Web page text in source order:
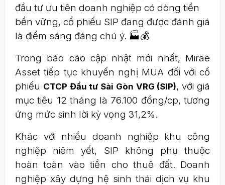
đầu tư ưu tiên doanh nghiệp có dòng tiền
bền vững, cổ phiếu SIP đang được đánh giá
là điểm sáng đáng chú ý. 🏭💰
Trong báo cáo cập nhật mới nhất, Mirae
Asset tiếp tục khuyến nghị MUA đối với cổ
phiếu CTCP Đầu tư Sài Gòn VRG (SIP), với giá
mục tiêu 12 tháng là 76.100 đồng/cp, tương
ứng mức sinh lời kỳ vọng 31,2%.
Khác với nhiều doanh nghiệp khu công
nghiệp niêm yết, SIP không phụ thuộc
hoàn toàn vào tiền cho thuê đất. Doanh
nghiệp xây dựng hệ sinh thái dịch vụ khu